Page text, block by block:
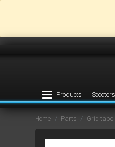
Products Scooters
Home Parts Grip tape